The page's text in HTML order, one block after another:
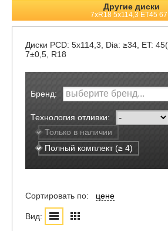
Другие диски
7xR18 5x114,3 ET45
Диски PCD: 5x114,3, Dia: ≥34, ET:
7±0,5, R18
Бренд:
Технология отливки:
Только в наличии
Полный комплект (≥ 4)
Сортировать по: цене
Вид: